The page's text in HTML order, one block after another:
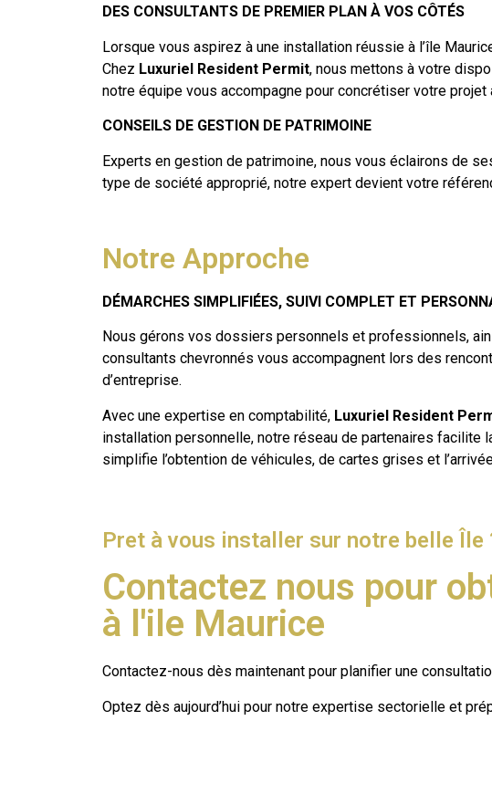
DES CONSULTANTS DE PREMIER PLAN À VOS CÔTÉS
Lorsque vous aspirez à une installation réussie à l’île
Chez Luxuriel Resident Permit, nous mettons à votre
notre équipe vous accompagne pour concrétiser votre projet
CONSEILS DE GESTION DE PATRIMOINE
Experts en gestion de patrimoine, nous vous éclairons de
type de société approprié, notre expert devient votre
Notre Approche
DÉMARCHES SIMPLIFIÉES, SUIVI COMPLET ET
Nous gérons vos dossiers personnels et professionnels,
consultants chevronnés vous accompagnent lors des
d’entreprise.
Avec une expertise en comptabilité, Luxuriel Resident
installation personnelle, notre réseau de partenaires
simplifie l’obtention de véhicules, de cartes grises et
Pret à vous installer sur notre belle Île
Contactez nous pour
à l'ile Maurice
Contactez-nous dès maintenant pour planifier une
Optez dès aujourd’hui pour notre expertise sectorielle et